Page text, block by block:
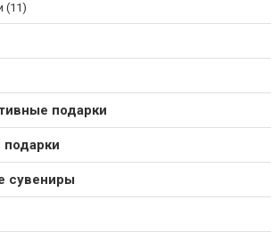
(11)
подарки
сувениры